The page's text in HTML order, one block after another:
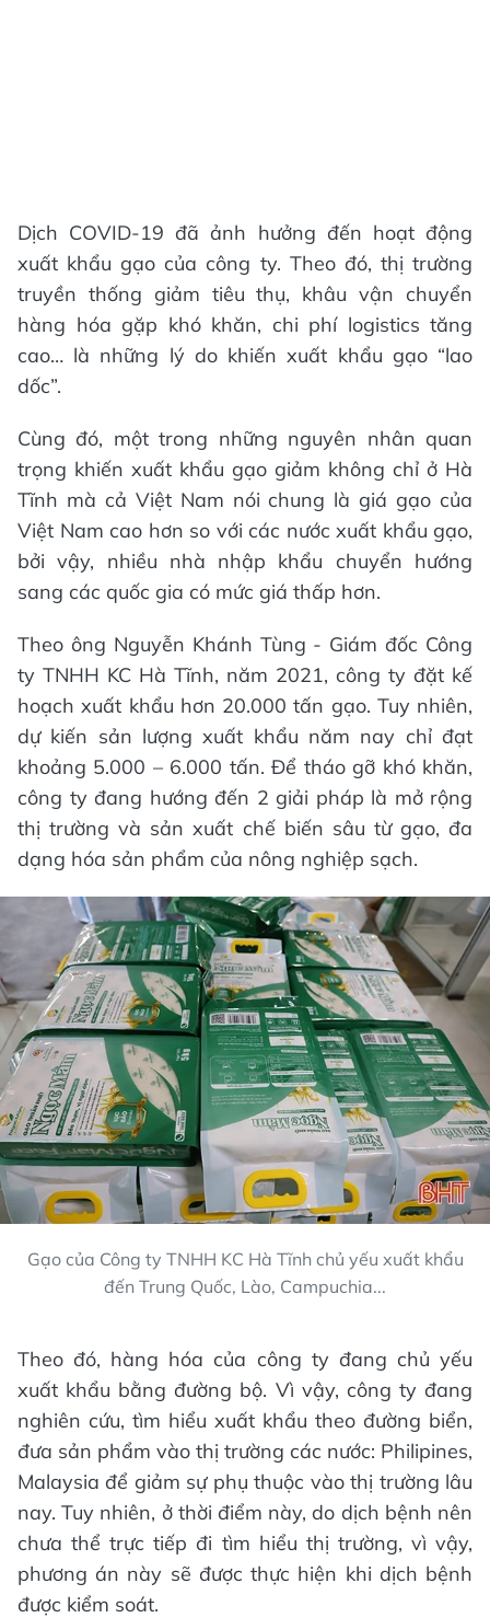
Dịch COVID-19 đã ảnh hưởng đến hoạt động
xuất khẩu gạo của công ty. Theo đó, thị trường
truyền thống giảm tiêu thụ, khâu vận chuyển
hàng hóa gặp khó khăn, chi phí logistics tăng
cao… là những lý do khiến xuất khẩu gạo “lao
dốc”.
Cùng đó, một trong những nguyên nhân quan
trọng khiến xuất khẩu gạo giảm không chỉ ở Hà
Tĩnh mà cả Việt Nam nói chung là giá gạo của
Việt Nam cao hơn so với các nước xuất khẩu gạo,
bởi vậy, nhiều nhà nhập khẩu chuyển hướng
sang các quốc gia có mức giá thấp hơn.
Theo ông Nguyễn Khánh Tùng - Giám đốc Công
ty TNHH KC Hà Tĩnh, năm 2021, công ty đặt kế
hoạch xuất khẩu hơn 20.000 tấn gạo. Tuy nhiên,
dự kiến sản lượng xuất khẩu năm nay chỉ đạt
khoảng 5.000 – 6.000 tấn. Để tháo gỡ khó khăn,
công ty đang hướng đến 2 giải pháp là mở rộng
thị trường và sản xuất chế biến sâu từ gạo, đa
dạng hóa sản phẩm của nông nghiệp sạch.
Gạo của Công ty TNHH KC Hà Tĩnh chủ yếu xuất khẩu
đến Trung Quốc, Lào, Campuchia...
Theo đó, hàng hóa của công ty đang chủ yếu
xuất khẩu bằng đường bộ. Vì vậy, công ty đang
nghiên cứu, tìm hiểu xuất khẩu theo đường biển,
đưa sản phẩm vào thị trường các nước: Philipines,
Malaysia để giảm sự phụ thuộc vào thị trường lâu
nay. Tuy nhiên, ở thời điểm này, do dịch bệnh nên
chưa thể trực tiếp đi tìm hiểu thị trường, vì vậy,
phương án này sẽ được thực hiện khi dịch bệnh
được kiểm soát.